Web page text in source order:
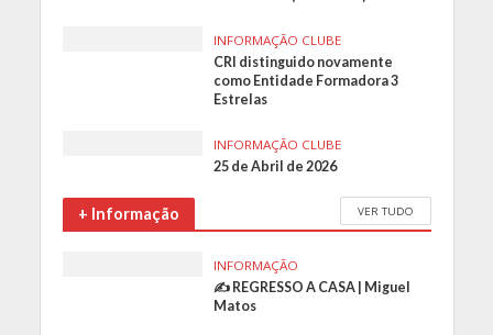
INFORMAÇÃO CLUBE
CRI distinguido novamente
como Entidade Formadora 3
Estrelas
INFORMAÇÃO CLUBE
25 de Abril de 2026
+ Informação VER TUDO
INFORMAÇÃO
✍️ REGRESSO A CASA | Miguel
Matos